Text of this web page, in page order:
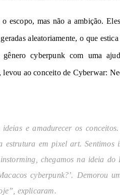
escopo, mas não a ambição.
aleatoriamente, o que
gênero cyberpunk com uma
levou ao conceito de Cyberwar:
e amadurecer os
estrutura em pixel art.
chegamos na ideia do
cyberpunk?’. Demorou
explicaram.